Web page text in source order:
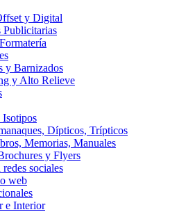
y Digital
Publicitarias
y Barnizados
y Alto Relieve
Dípticos, Trípticos
Memorias, Manuales
y Flyers
sociales
web
e Interior